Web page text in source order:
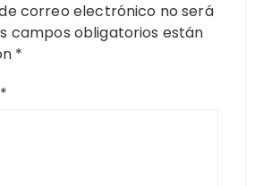
correo electrónico no será
campos obligatorios están
*
*